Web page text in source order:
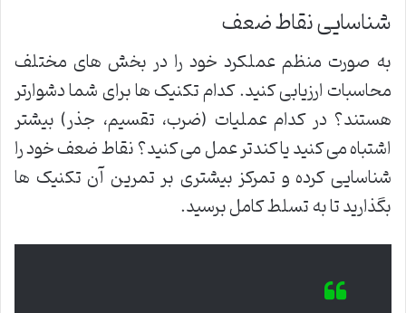
شناسایی نقاط ضعف
به صورت منظم عملکرد خود را در بخش های مختلف
محاسبات ارزیابی کنید. کدام تکنیک ها برای شما دشوارتر
هستند؟ در کدام عملیات (ضرب، تقسیم، جذر) بیشتر
اشتباه می کنید یا کندتر عمل می کنید؟ نقاط ضعف خود را
شناسایی کرده و تمرکز بیشتری بر تمرین آن تکنیک ها
بگذارید تا به تسلط کامل برسید.